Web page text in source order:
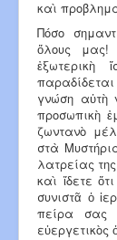
καὶ
Πόσο
ὅλους μας!
γνώση αὐτὴ
προσωπικὴ
ζων­τανὸ
στὰ
λατρείας
καὶ ἴδετε
συνιστᾶ ὁ
πείρα σας
εὐεργετικὸς